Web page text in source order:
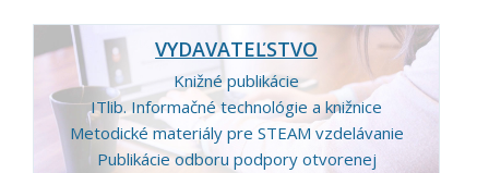
VYDAVATEĽSTVO
Knižné publikácie
ITlib. Informačné technológie a knižnice
Metodické materiály pre STEAM vzdelávanie
Publikácie odboru podpory otvorenej